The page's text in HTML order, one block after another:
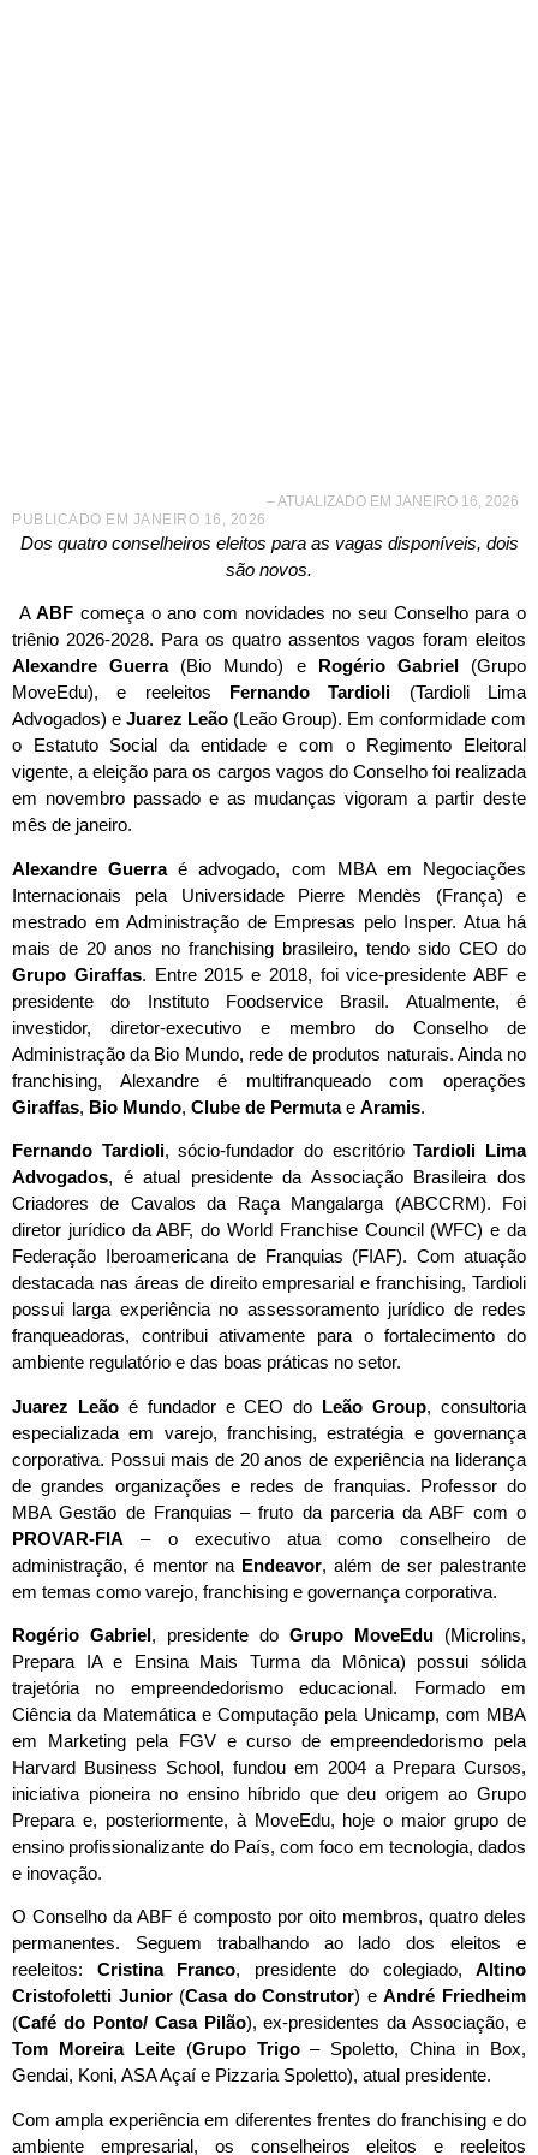
PUBLICADO EM JANEIRO 16, 2026
– ATUALIZADO EM JANEIRO 16, 2026
Dos quatro conselheiros eleitos para as vagas disponíveis, dois
são novos.
AABFcomeça o ano com novidades no seu Conselho para o
triênio 2026-2028. Para os quatro assentos vagos foram eleitos
Alexandre Guerra(Bio Mundo) e Rogério Gabriel(Grupo
MoveEdu), e reeleitos Fernando Tardioli (Tardioli Lima
Advogados) e Juarez Leão (Leão Group). Em conformidade com
o Estatuto Social da entidade e com o Regimento Eleitoral
vigente, a eleição para os cargos vagos do Conselho foi realizada
em novembro passado e as mudanças vigoram a partir deste
mês de janeiro.
Alexandre Guerraé advogado, com MBA em Negociações
Internacionais pela Universidade Pierre Mendès (França) e
mestrado em Administração de Empresas pelo Insper. Atua há
mais de 20 anos no franchising brasileiro, tendo sido CEO do
Grupo Giraffas. Entre 2015 e 2018, foi vice-presidente ABF e
presidente do Instituto Foodservice Brasil. Atualmente, é
investidor, diretor-executivo e membro do Conselho de
Administração da Bio Mundo, rede de produtos naturais. Ainda no
franchising, Alexandre é multifranqueado com operações
Giraffas, Bio Mundo, Clube de Permutae Aramis.
Fernando Tardioli, sócio-fundador do escritórioTardioli Lima
Advogados, é atual presidente da Associação Brasileira dos
Criadores de Cavalos da Raça Mangalarga (ABCCRM). Foi
diretor jurídico da ABF, do World Franchise Council (WFC) e da
Federação Iberoamericana de Franquias (FIAF). Com atuação
destacada nas áreas de direito empresarial e franchising, Tardioli
possui larga experiência no assessoramento jurídico de redes
franqueadoras, contribui ativamente para o fortalecimento do
ambiente regulatório e das boas práticas no setor.
Juarez Leãoé fundador e CEO do Leão Group, consultoria
especializada em varejo, franchising, estratégia e governança
corporativa. Possui mais de 20 anos de experiência na liderança
de grandes organizações e redes de franquias. Professor do
MBA Gestão de Franquias – fruto da parceria da ABF com o
PROVAR-FIA – o executivo atua como conselheiro de
administração, é mentor na Endeavor, além de ser palestrante
em temas como varejo, franchising e governança corporativa.
Rogério Gabriel, presidente do Grupo MoveEdu (Microlins,
Prepara IA e Ensina Mais Turma da Mônica) possui sólida
trajetória no empreendedorismo educacional. Formado em
Ciência da Matemática e Computação pela Unicamp, com MBA
em Marketing pela FGV e curso de empreendedorismo pela
Harvard Business School, fundou em 2004 a Prepara Cursos,
iniciativa pioneira no ensino híbrido que deu origem ao Grupo
Prepara e, posteriormente, à MoveEdu, hoje o maior grupo de
ensino profissionalizante do País, com foco em tecnologia, dados
e inovação.
O Conselho da ABF é composto por oito membros, quatro deles
permanentes. Seguem trabalhando ao lado dos eleitos e
reeleitos: Cristina Franco, presidente do colegiado, Altino
Cristofoletti Junior(Casa do Construtor) eAndré Friedheim
(Café do Ponto/ Casa Pilão), ex-presidentes da Associação, e
Tom Moreira Leite(Grupo Trigo– Spoletto, China in Box,
Gendai, Koni, ASA Açaí e Pizzaria Spoletto), atual presidente.
Com ampla experiência em diferentes frentes do franchising e do
ambiente empresarial, os conselheiros eleitos e reeleitos